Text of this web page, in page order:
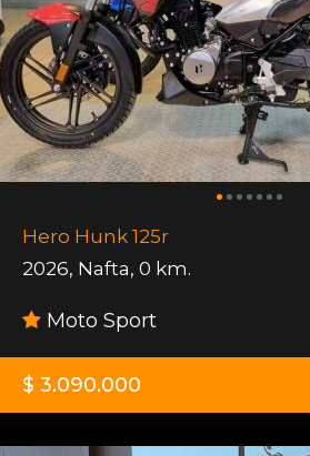
Hero Hunk 125r
2026, Nafta, 0 km.
Moto Sport
$ 3.090.000